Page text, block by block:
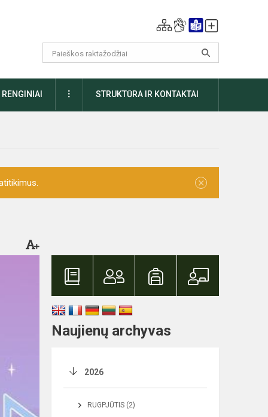
RENGINIAI DAUGIAUSTRUKTŪRA IR KONTAKTAI
×
Naujienų archyvas
2026
RUGPJŪTIS (2)